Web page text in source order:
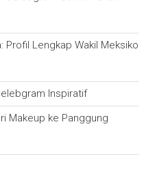
Profil Lengkap Wakil Meksiko
Inspiratif
Makeup ke Panggung